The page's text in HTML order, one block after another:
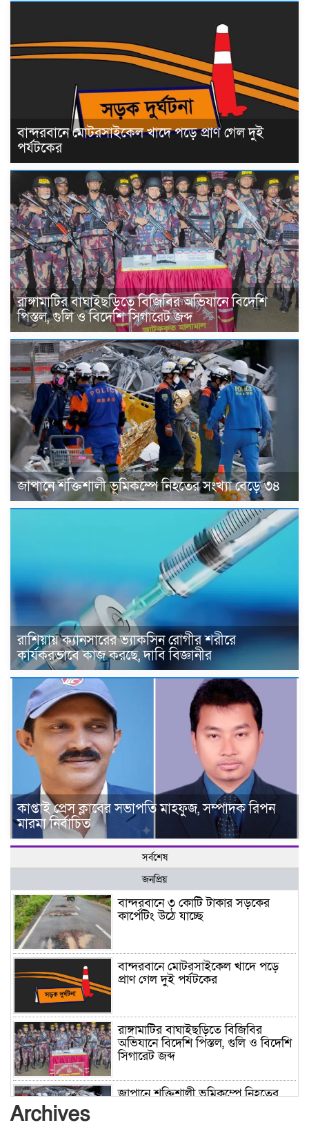
বান্দরবানে মোটরসাইকেল খাদে পড়ে প্রাণ গেল দুই
পর্যটকের
রাঙ্গামাটির বাঘাইছড়িতে বিজিবির অভিযানে বিদেশি
পিস্তল, গুলি ও বিদেশি সিগারেট জব্দ
জাপানে শক্তিশালী ভূমিকম্পে নিহতের সংখ্যা বেড়ে ৩৪
রাশিয়ায় ক্যানসারের ভ্যাকসিন রোগীর শরীরে
কার্যকরভাবে কাজ করছে, দাবি বিজ্ঞানীর
কাপ্তাই প্রেস ক্লাবের সভাপতি মাহফুজ, সম্পাদক রিপন
মারমা নির্বাচিত
সর্বশেষ
জনপ্রিয়
বান্দরবানে ৩ কোটি টাকার সড়কের
কার্পেটিং উঠে যাচ্ছে
বান্দরবানে মোটরসাইকেল খাদে পড়ে
প্রাণ গেল দুই পর্যটকের
রাঙ্গামাটির বাঘাইছড়িতে বিজিবির
অভিযানে বিদেশি পিস্তল, গুলি ও বিদেশি
সিগারেট জব্দ
জাপানে শক্তিশালী ভূমিকম্পে নিহতের
Archives